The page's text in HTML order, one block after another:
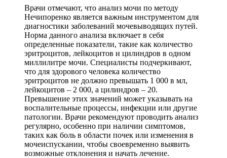
Врачи отмечают, что анализ мочи по методу
Нечипоренко является важным инструментом для
диагностики заболеваний мочевыводящих путей.
Норма данного анализа включает в себя
определенные показатели, такие как количество
эритроцитов, лейкоцитов и цилиндров в одном
миллилитре мочи. Специалисты подчеркивают,
что для здорового человека количество
эритроцитов не должно превышать 1 000 в мл,
лейкоцитов – 2 000, а цилиндров – 20.
Превышение этих значений может указывать на
воспалительные процессы, инфекции или другие
патологии. Врачи рекомендуют проводить анализ
регулярно, особенно при наличии симптомов,
таких как боль в области почек или изменения в
мочеиспускании, чтобы своевременно выявить
возможные отклонения и начать лечение.